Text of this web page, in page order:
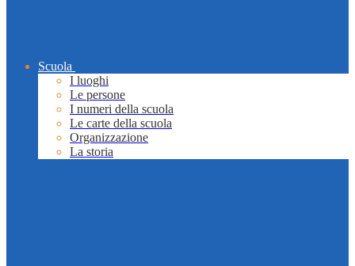
Scuola
I luoghi
Le persone
I numeri della scuola
Le carte della scuola
Organizzazione
La storia